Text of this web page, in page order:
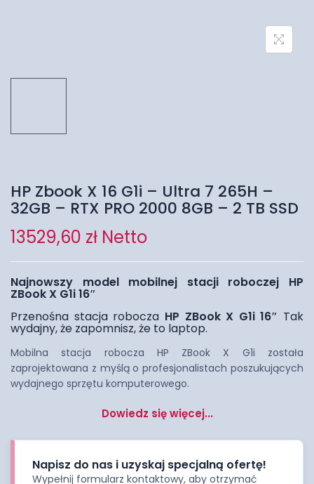
HP Zbook X 16 G1i – Ultra 7 265H –
32GB – RTX PRO 2000 8GB – 2 TB SSD
13529,60 zł Netto
Najnowszy model mobilnej stacji roboczej HP
ZBook X G1i 16″
Przenośna stacja robocza HP ZBook X G1i 16″ Tak
wydajny, że zapomnisz, że to laptop.
Mobilna stacja robocza HP ZBook X G1i została
zaprojektowana z myślą o profesjonalistach poszukujących
wydajnego sprzętu komputerowego.
Dowiedz się więcej...
Napisz do nas i uzyskaj specjalną ofertę!
Wypełnij formularz kontaktowy, aby otrzymać